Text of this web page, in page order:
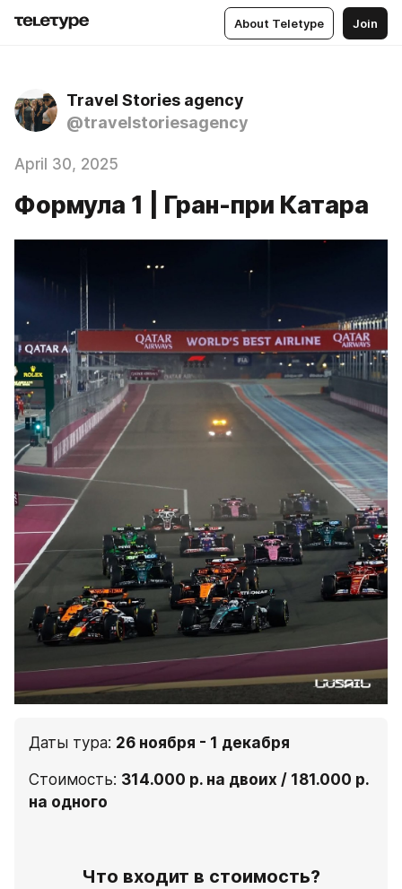
About Teletype Join
Travel Stories agency
@travelstoriesagency
April 30, 2025
Формула 1 | Гран-при Катара
Даты тура: 26 ноября - 1 декабря
Стоимость: 314.000 р. на двоих / 181.000 р.
на одного
Что входит в стоимость?